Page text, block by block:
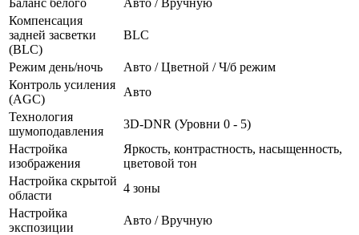
Компенсация
задней засветки
(BLC)
BLC
Режим день/ночь
Авто / Цветной / Ч/б режим
Контроль усиления
(AGC)
Авто
Технология
шумоподавления
3D-DNR (Уровни 0 - 5)
Настройка
изображения
Яркость, контрастность, насыщенность,
цветовой тон
Настройка скрытой
области
4 зоны
Настройка
экспозиции
Авто / Вручную